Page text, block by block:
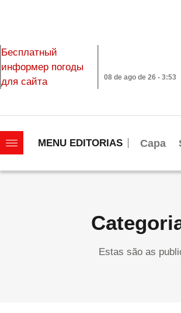
Бесплатный
информер погоды
для сайта
08 de ago de 26 - 3:53
MENU EDITORIAS Capa
Estas são as